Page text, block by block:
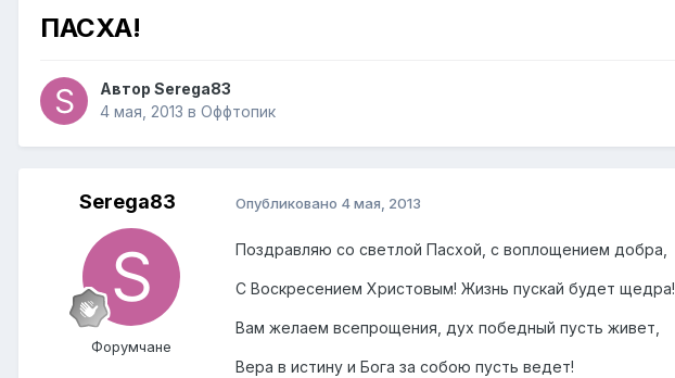
ПАСХА!
Автор Serega83
4 мая, 2013 в Оффтопик
Serega83
Форумчане
Опубликовано 4 мая, 2013
Поздравляю со светлой Пасхой, с воплощением добра,
С Воскресением Христовым! Жизнь пускай будет щедра!
Вам желаем всепрощения, дух победный пусть живет,
Вера в истину и Бога за собою пусть ведет!